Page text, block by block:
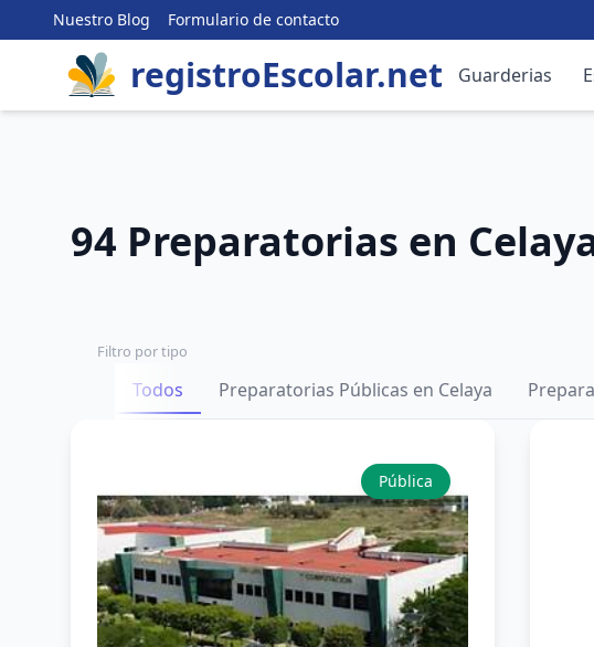
Nuestro Blog Formulario de contacto
registroEscolar.net Guarderias
94 Preparatorias en
Filtro por tipo
Todos Preparatorias Públicas en Celaya
Pública